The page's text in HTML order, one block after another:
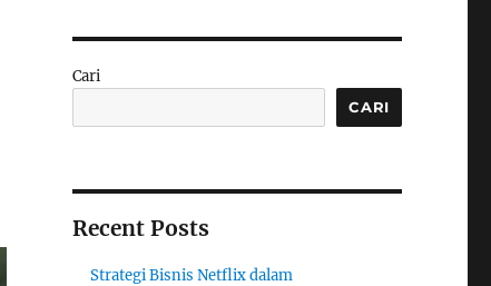
Cari
CARI
Recent Posts
Strategi Bisnis Netflix dalam